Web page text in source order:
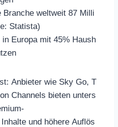
Branche weltweit 87 Milli
Statista)
Europa mit 45% Haush
Anbieter wie Sky Go, T
Channels bieten unters
und höhere Auflös